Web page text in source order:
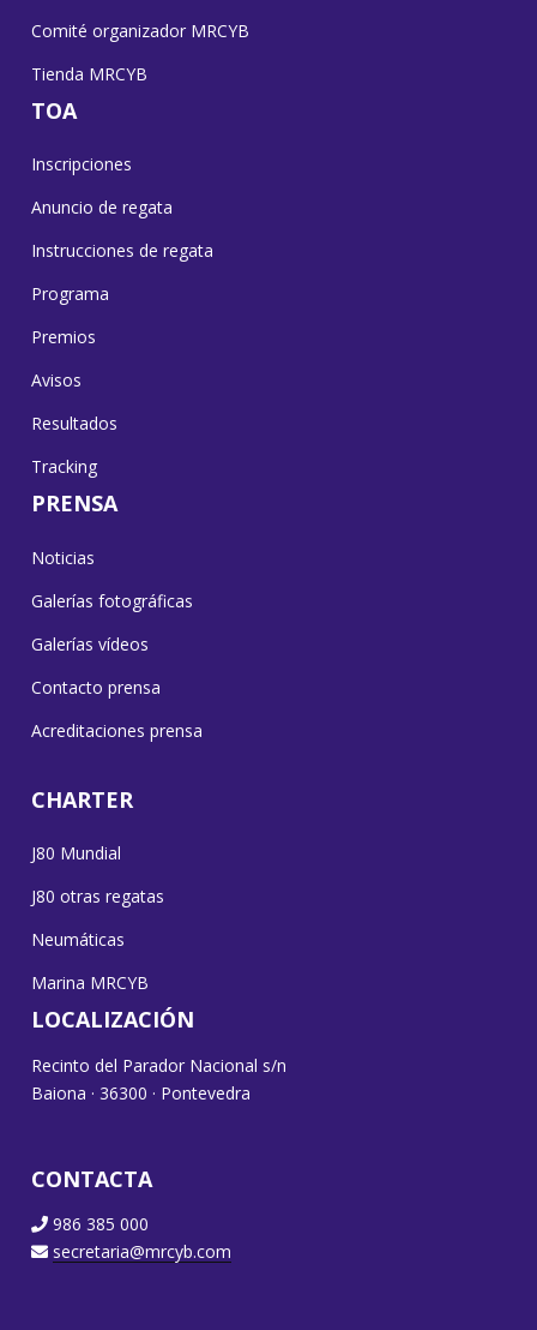
Comité organizador MRCYB
Tienda MRCYB
TOA
Inscripciones
Anuncio de regata
Instrucciones de regata
Programa
Premios
Avisos
Resultados
Tracking
PRENSA
Noticias
Galerías fotográficas
Galerías vídeos
Contacto prensa
Acreditaciones prensa
CHARTER
J80 Mundial
J80 otras regatas
Neumáticas
Marina MRCYB
LOCALIZACIÓN
Recinto del Parador Nacional s/n
Baiona · 36300 · Pontevedra
CONTACTA
986 385 000
secretaria@mrcyb.com